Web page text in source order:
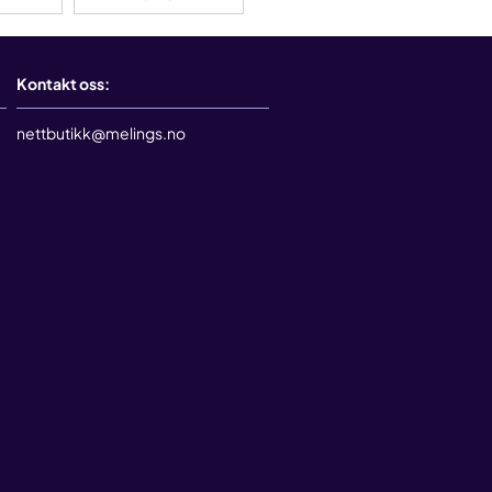
Kontakt oss:
nettbutikk@melings.no